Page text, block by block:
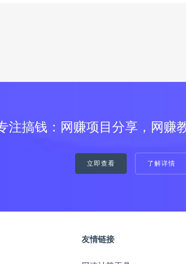
注搞钱：网赚项目分享，网赚
立即查看 了解详情
友情链接